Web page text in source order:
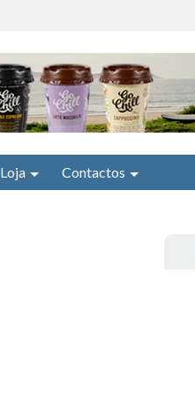
Loja Contactos